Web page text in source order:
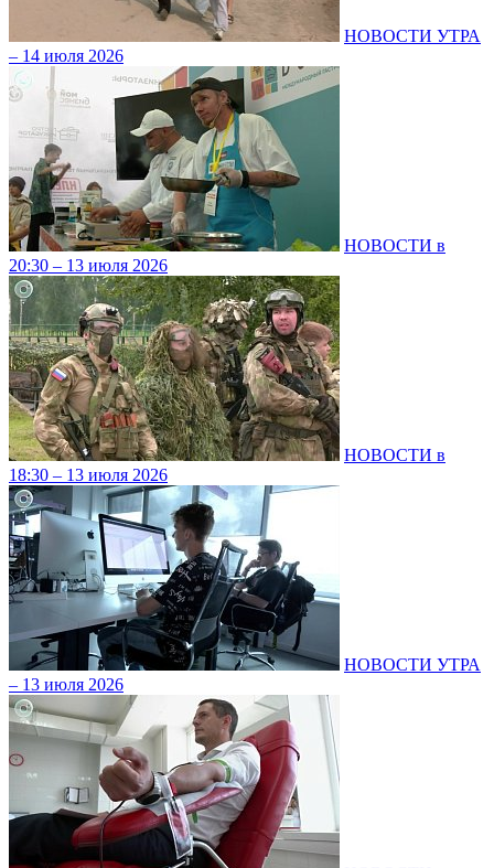
НОВОСТИ УТРА
– 14 июля 2026
НОВОСТИ в
20:30 – 13 июля 2026
НОВОСТИ в
18:30 – 13 июля 2026
НОВОСТИ УТРА
– 13 июля 2026